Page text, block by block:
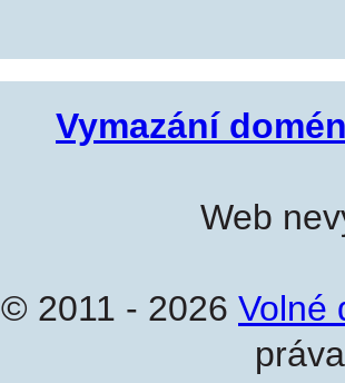
Vymazání
Web
© 2011 - 2026 Volné